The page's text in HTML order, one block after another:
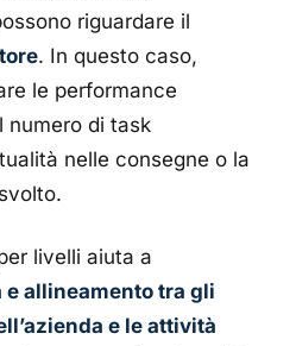
riguardare il
. In questo caso,
le performance
numero di task
nelle consegne o la
livelli aiuta a
allineamento tra gli
e le attività